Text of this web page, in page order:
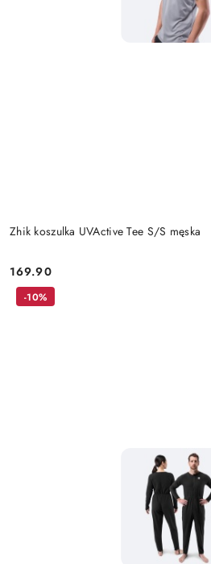
Zhik koszulka UVActive Tee S/S męska
Cena:
169.90
-10%